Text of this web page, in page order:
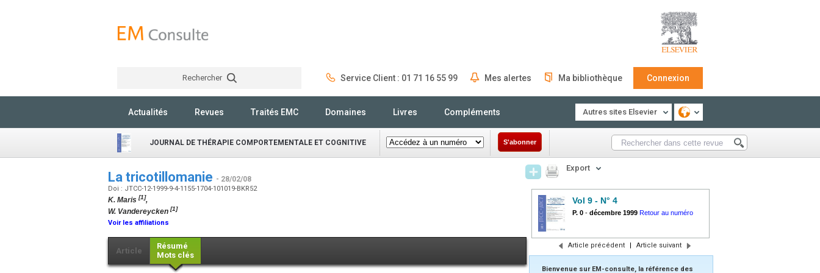
Rechercher Service Client : 01 71 16 55 99 Mes alertes Ma bibliothèque Connexion
Actualités Revues Traités EMC Domaines Livres Compléments Autres sites Elsevier
JOURNAL DE THÉRAPIE COMPORTEMENTALE ET COGNITIVE S'abonner
La tricotillomanie - 28/02/08
Doi : JTCC-12-1999-9-4-1155-1704-101019-BKR52
K. Maris [1],
W. Vandereycken [1]
Voir les affiliations
Article
Résumé
Mots clés
Export
Vol 9 - N° 4
P. 0 - décembre 1999 Retour au numéro
Article précédent | Article suivant
Bienvenue sur EM-consulte, la référence des